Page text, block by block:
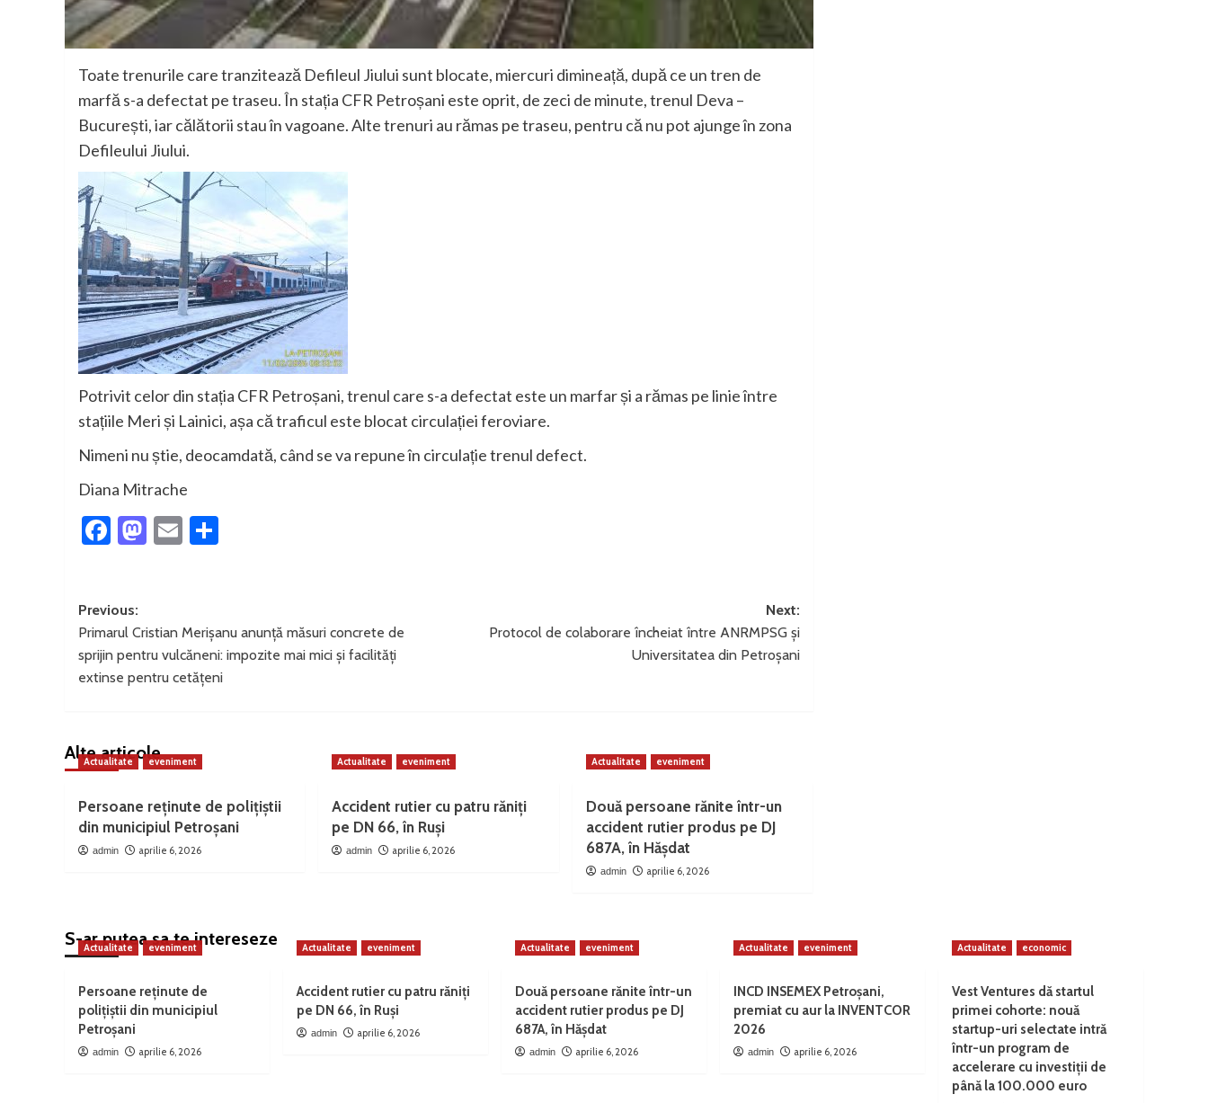
Toate trenurile care tranzitează Defileul Jiului sunt blocate, miercuri dimineață, după ce un tren de
marfă s-a defectat pe traseu. În stația CFR Petroșani este oprit, de zeci de minute, trenul Deva –
București, iar călătorii stau în vagoane. Alte trenuri au rămas pe traseu, pentru că nu pot ajunge în zona
Defileului Jiului.
Potrivit celor din stația CFR Petroșani, trenul care s-a defectat este un marfar și a rămas pe linie între
stațiile Meri și Lainici, așa că traficul este blocat circulației feroviare.
Nimeni nu știe, deocamdată, când se va repune în circulație trenul defect.
Diana Mitrache
Facebook
Mastodon
Email
Post
navigation
Previous:
Primarul Cristian Merișanu anunță măsuri concrete de
sprijin pentru vulcăneni: impozite mai mici și facilități
extinse pentru cetățeni
Next:
Protocol de colaborare încheiat între ANRMPSG și
Universitatea din Petroșani
Alte articole
Actualitate eveniment
Persoane reținute de polițiștii
din municipiul Petroșani
admin aprilie 6, 2026
Actualitate eveniment
Accident rutier cu patru răniți
pe DN 66, în Ruși
admin aprilie 6, 2026
Actualitate eveniment
Două persoane rănite într-un
accident rutier produs pe DJ
687A, în Hășdat
admin aprilie 6, 2026
S-ar putea sa te intereseze
Actualitate eveniment
Persoane reținute de
polițiștii din municipiul
Petroșani
admin aprilie 6, 2026
Actualitate eveniment
Accident rutier cu patru răniți
pe DN 66, în Ruși
admin aprilie 6, 2026
Actualitate eveniment
Două persoane rănite într-un
accident rutier produs pe DJ
687A, în Hășdat
admin aprilie 6, 2026
Actualitate eveniment
INCD INSEMEX Petroșani,
premiat cu aur la INVENTCOR
2026
admin aprilie 6, 2026
Actualitate economic
Vest Ventures dă startul
primei cohorte: nouă
startup-uri selectate intră
într-un program de
accelerare cu investiții de
până la 100.000 euro